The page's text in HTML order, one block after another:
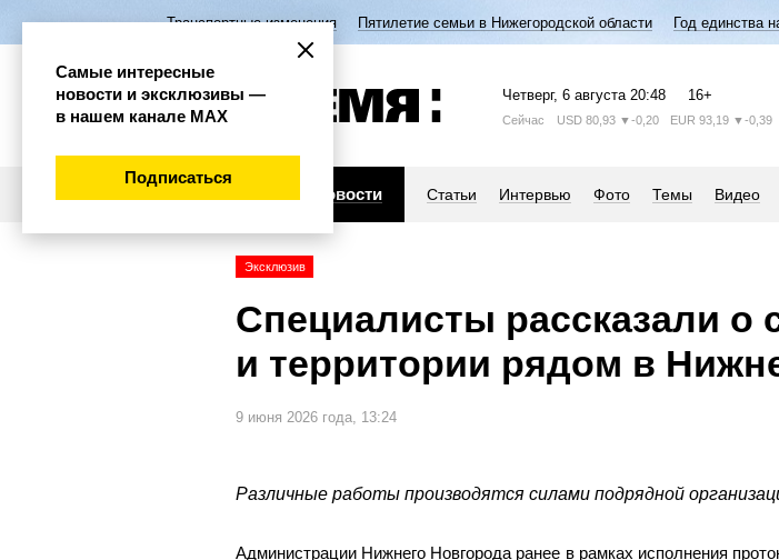
Транспортные изменения Пятилетие семьи в Нижегородской области Год единства
Четверг, 6 августа 20:48 16+
Сейчас USD 80,93 ▼-0,20 EUR 93,19 ▼-0,39
Новости Статьи Интервью Фото Темы Видео
Эксклюзив
Специалисты рассказали о
и территории рядом в
9 июня 2026 года, 13:24
Различные работы производятся силами подрядной
Администрации Нижнего Новгорода ранее в рамках исполнения
Самые интересные
новости и эксклюзивы —
в нашем канале МАХ
Подписаться